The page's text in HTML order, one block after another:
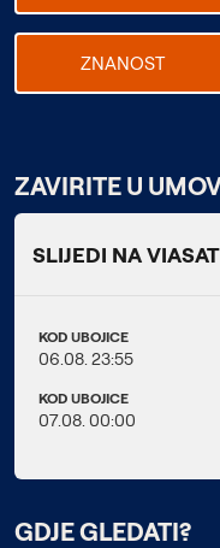
ZNANOST
ZAVIRITE U
SLIJEDI NA
KOD UBOJICE
06.08. 23:55
KOD UBOJICE
07.08. 00:00
GDJE GLEDATI?